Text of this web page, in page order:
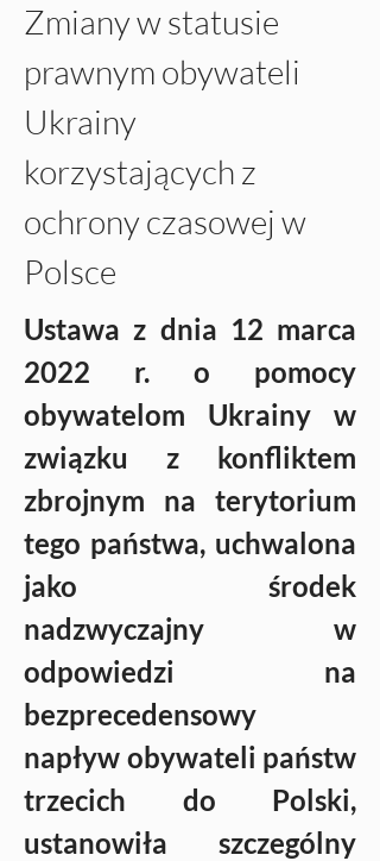
Zmiany w statusie
prawnym obywateli
Ukrainy
korzystających z
ochrony czasowej w
Polsce
Ustawa z dnia 12 marca
2022 r. o pomocy
obywatelom Ukrainy w
związku z konfliktem
zbrojnym na terytorium
tego państwa, uchwalona
jako środek
nadzwyczajny w
odpowiedzi na
bezprecedensowy
napływ obywateli państw
trzecich do Polski,
ustanowiła szczególny